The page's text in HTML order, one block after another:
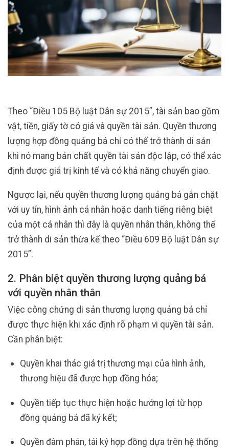
Theo “Điều 105 Bộ luật Dân sự 2015”, tài sản bao gồm
vật, tiền, giấy tờ có giá và quyền tài sản. Quyền thương
lượng hợp đồng quảng bá chỉ có thể trở thành di sản
khi nó mang bản chất quyền tài sản độc lập, có thể xác
định được giá trị kinh tế và có khả năng chuyển giao.
Ngược lại, nếu quyền thương lượng quảng bá gắn chặt
với uy tín, hình ảnh cá nhân hoặc danh tiếng riêng biệt
của một cá nhân thì đây là quyền nhân thân, không thể
trở thành di sản thừa kế theo “Điều 609 Bộ luật Dân sự
2015”.
2. Phân biệt quyền thương lượng quảng bá
với quyền nhân thân
Việc công chứng di sản thương lượng quảng bá chỉ
được thực hiện khi xác định rõ phạm vi quyền tài sản.
Cần phân biệt:
Quyền khai thác giá trị thương mại của hình ảnh,
thương hiệu đã được hợp đồng hóa;
Quyền tiếp tục thực hiện hoặc hưởng lợi từ hợp
đồng quảng bá đã ký kết;
Quyền đàm phán, tái ký hợp đồng dựa trên hệ thống